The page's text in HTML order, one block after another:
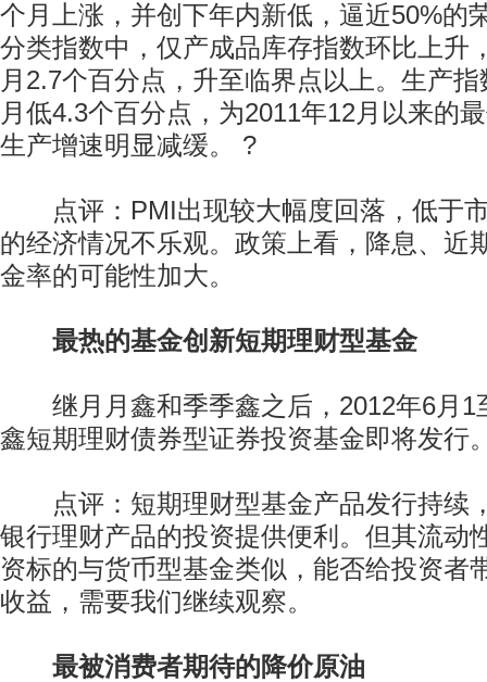
个月上涨，并创下年内新低，逼近50%的
分类指数中，仅产成品库存指数环比上升
月2.7个百分点，升至临界点以上。生产
月低4.3个百分点，为2011年12月以来的
生产增速明显减缓。 ?
点评：PMI出现较大幅度回落，低于
的经济情况不乐观。政策上看，降息、近
金率的可能性加大。
最热的基金创新短期理财型基金
继月月鑫和季季鑫之后，2012年6月1
鑫短期理财债券型证券投资基金即将发行
点评：短期理财型基金产品发行持续
银行理财产品的投资提供便利。但其流动
资标的与货币型基金类似，能否给投资者
收益，需要我们继续观察。
最被消费者期待的降价原油